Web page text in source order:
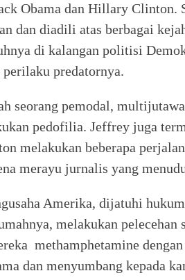
Obama dan Hillary Clinton.
dan diadili atas berbagai
di kalangan politisi
predatornya.
seorang pemodal,
pedofilia. Jeffrey juga
melakukan beberapa
merayu jurnalis yang
Amerika, dijatuhi
melakukan pelecehan
methamphetamine
dan menyumbang kepada